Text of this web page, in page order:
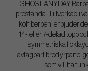
GHOST ANYDAY
prestanda. Tillverkad i
kolfiberben, erbjuder
14- eller 7-delad topp
symmetriska
avtagbart brodyrpanel
som vill ha